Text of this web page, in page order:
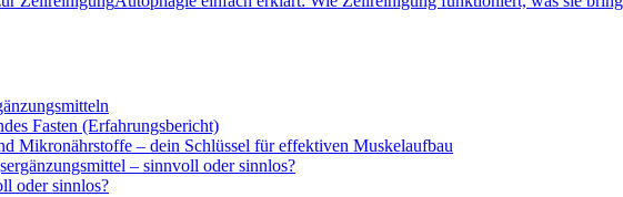
Fasten (Erfahrungsbericht)
Mikronährstoffe – dein Schlüssel für effektiven Muskelaufbau
– sinnvoll oder sinnlos?
oder sinnlos?